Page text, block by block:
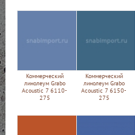
Коммерческий
линолеум Grabo
Acoustic 7 6110-
275
Коммерческий
линолеум Grabo
Acoustic 7 6150-
275